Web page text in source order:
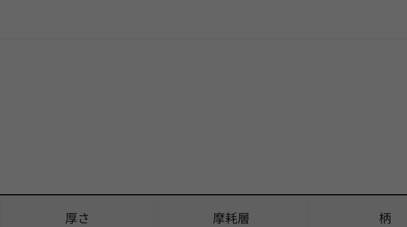
厚さ 摩耗層 柄